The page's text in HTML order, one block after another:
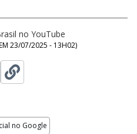
no YouTube
23/07/2025 - 13H02)
no Google